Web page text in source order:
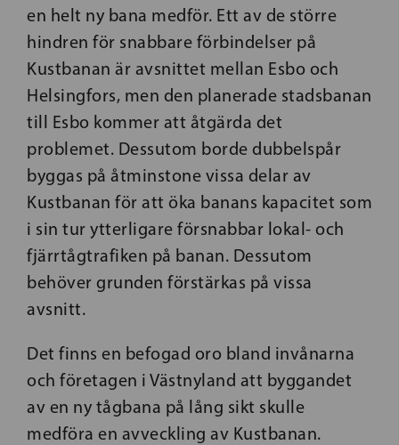
en helt ny bana medför. Ett av de större
hindren för snabbare förbindelser på
Kustbanan är avsnittet mellan Esbo och
Helsingfors, men den planerade stadsbanan
till Esbo kommer att åtgärda det
problemet. Dessutom borde dubbelspår
byggas på åtminstone vissa delar av
Kustbanan för att öka banans kapacitet som
i sin tur ytterligare försnabbar lokal- och
fjärrtågtrafiken på banan. Dessutom
behöver grunden förstärkas på vissa
avsnitt.
Det finns en befogad oro bland invånarna
och företagen i Västnyland att byggandet
av en ny tågbana på lång sikt skulle
medföra en avveckling av Kustbanan.